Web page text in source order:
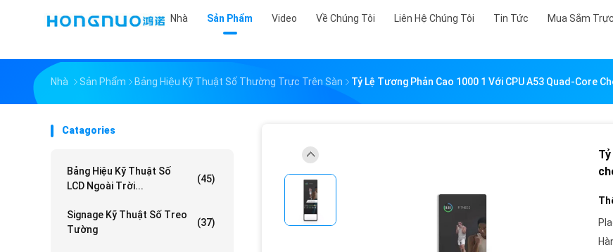
Nhà Sản Phẩm Video Về Chúng Tôi Liên Hệ Chúng Tôi Tin Tức Mua Sắm
Nhà Sản Phẩm Bảng Hiệu Kỹ Thuật Số Thường Trực Trên Sàn Tỷ Lệ Tương Phản Cao 1000 1 Với CPU A53 Quad-Core
Catagories
Bảng Hiệu Kỹ Thuật Số
LCD Ngoài Trời...
(45)
Signage Kỹ Thuật Số Treo
Tường
(37)